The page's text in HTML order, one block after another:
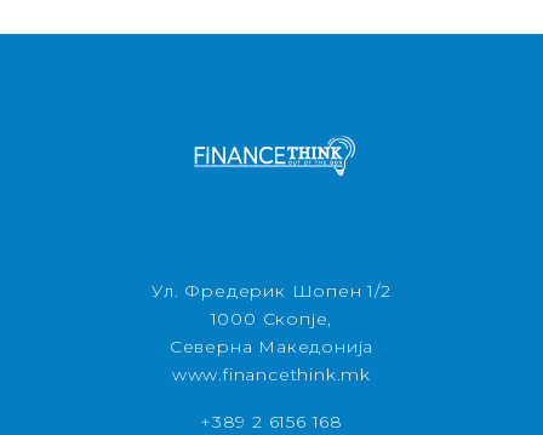
Ул. Фредерик Шопен 1/2
1000 Скопје,
Северна Македонија
www.financethink.mk
+389 2 6156 168